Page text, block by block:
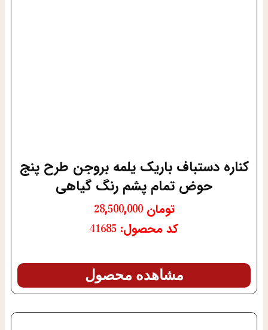
کناره دستباف باریک یلمه بروجن طرح پنج
حوض تمام پشم رنگ گیاهی
تومان 28,500,000
کد محصول: 41685
مشاهده محصول